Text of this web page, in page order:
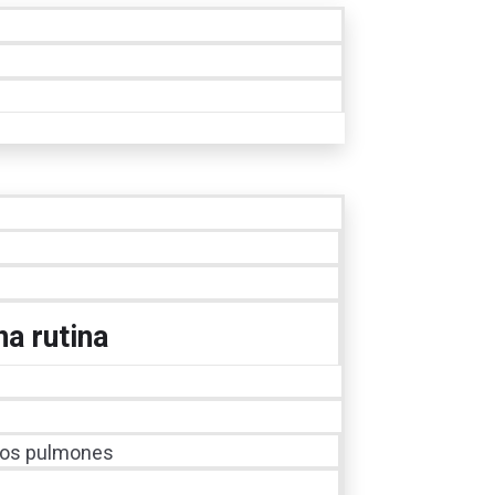
rutina
pulmones